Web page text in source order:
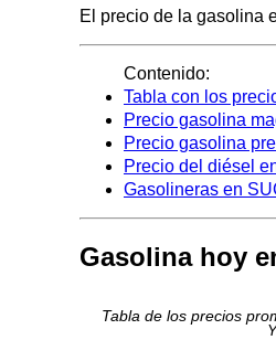
El precio de la gasolina
Contenido:
Tabla con los
Precio gasolina
Precio gasolina
Precio del diésel
Gasolineras en
Gasolina hoy
Tabla de los precios